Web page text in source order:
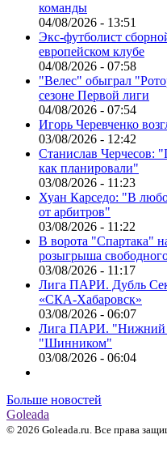
команды
04/08/2026 - 13:51
Экс-футболист
европейском клубе
04/08/2026 - 07:58
"Велес" обыграл
сезоне Первой лиги
04/08/2026 - 07:54
Игорь Черевченко
03/08/2026 - 12:42
Станислав Черчесов:
как планировали"
03/08/2026 - 11:23
Хуан Карседо: "В
от арбитров"
03/08/2026 - 11:22
В ворота "Спартака"
розыгрыша
03/08/2026 - 11:17
Лига ПАРИ. Дубль
«СКА-Хабаровск»
03/08/2026 - 06:07
Лига ПАРИ. "Нижний
"Шинником"
03/08/2026 - 06:04
Больше новостей
Goleada
© 2026 Goleada.ru. Все права